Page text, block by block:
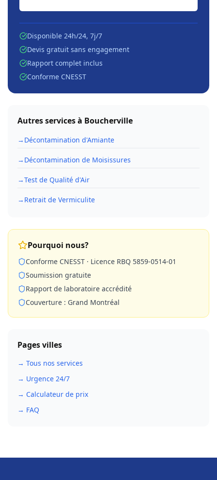
Disponible 24h/24, 7j/7
Devis gratuit sans engagement
Rapport complet inclus
Conforme CNESST
Autres services à Boucherville
→ Décontamination d'Amiante
→ Décontamination de Moisissures
→Test de Qualité d'Air
→ Retrait de Vermiculite
Pourquoi nous?
Conforme CNESST · Licence RBQ 5859-0514-01
Soumission gratuite
Rapport de laboratoire accrédité
Couverture : Grand Montréal
Pages villes
→ Tous nos services
→ Urgence 24/7
→ Calculateur de prix
→ FAQ